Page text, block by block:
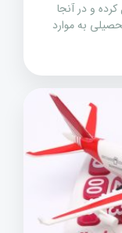
و در آنجا
به موارد